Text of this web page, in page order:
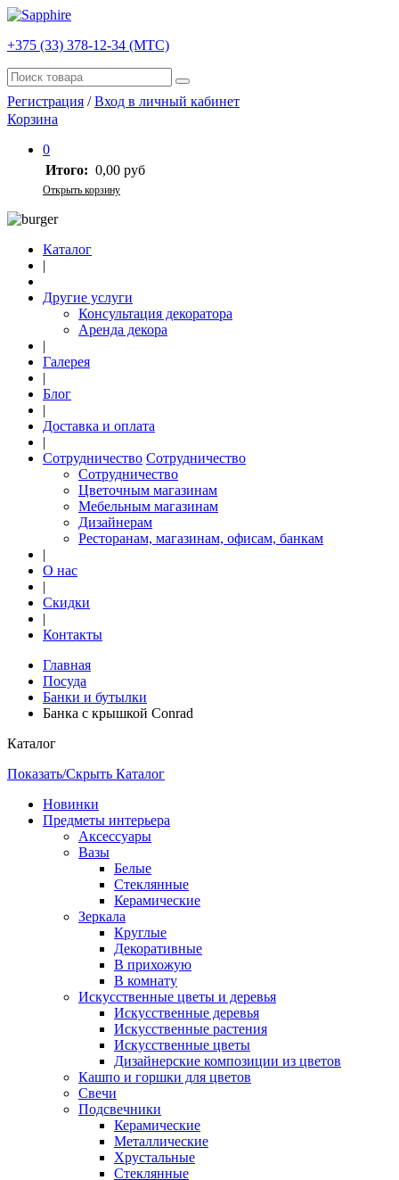
+375 (33) 378-12-34 (МТС)
Регистрация /Вход в личный кабинет
Корзина
0
Итого: 0,00 руб
Открыть корзину
Каталог
|
Другие услуги
Консультация декоратора
Аренда декора
|
Галерея
|
Блог
|
Доставка и оплата
|
Сотрудничество Сотрудничество
Сотрудничество
Цветочным магазинам
Мебельным магазинам
Дизайнерам
Ресторанам, магазинам, офисам, банкам
|
О нас
|
Скидки
|
Контакты
Главная
Посуда
Банки и бутылки
Банка с крышкой Conrad
Каталог
Показать/Скрыть Каталог
Новинки
Предметы интерьера
Аксессуары
Вазы
Белые
Стеклянные
Керамические
Зеркала
Круглые
Декоративные
В прихожую
В комнату
Искусственные цветы и деревья
Искусственные деревья
Искусственные растения
Искусственные цветы
Дизайнерские композиции из цветов
Кашпо и горшки для цветов
Свечи
Подсвечники
Керамические
Металлические
Хрустальные
Стеклянные